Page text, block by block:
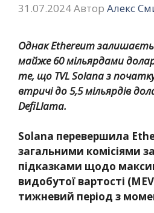
31.07.2024Автор Алекс
Однак Ethereum
майже 60 мільярдами
те, що TVL Solana з
втричі до 5,5 мільярдів
DefiLlama.
Solana перевершила
загальними комісіями
підказками щодо
видобутої вартості
тижневий період з